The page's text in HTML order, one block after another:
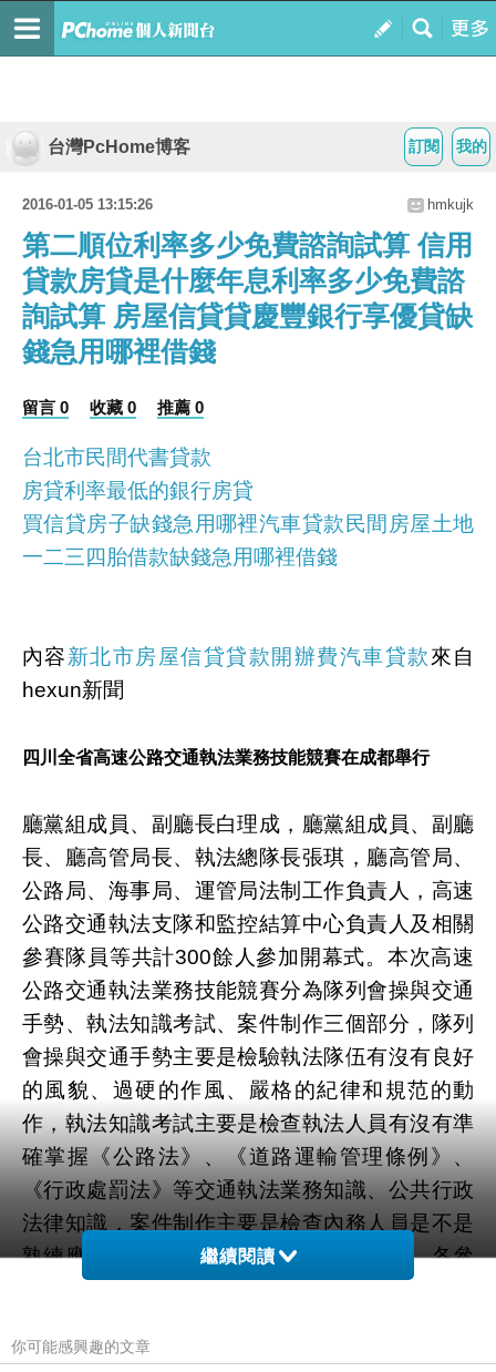
我的
訂閱
台灣PcHome博客
2016-01-05 13:15:26 hmkujk
第二順位利率多少免費諮詢試算 信用
貸款房貸是什麼年息利率多少免費諮
詢試算 房屋信貸貸慶豐銀行享優貸缺
錢急用哪裡借錢
留言 0 收藏 0 推薦 0
台北市民間代書貸款
房貸利率最低的銀行房貸
買信貸房子缺錢急用哪裡汽車貸款民間房屋土地
一二三四胎借款缺錢急用哪裡借錢
內容新北市房屋信貸貸款開辦費汽車貸款來自
hexun新聞
四川全省高速公路交通執法業務技能競賽在成都舉行
廳黨組成員、副廳長白理成，廳黨組成員、副廳
長、廳高管局長、執法總隊長張琪，廳高管局、
公路局、海事局、運管局法制工作負責人，高速
公路交通執法支隊和監控結算中心負責人及相關
參賽隊員等共計300餘人參加開幕式。本次高速
公路交通執法業務技能競賽分為隊列會操與交通
手勢、執法知識考試、案件制作三個部分，隊列
會操與交通手勢主要是檢驗執法隊伍有沒有良好
的風貌、過硬的作風、嚴格的紀律和規范的動
作，執法知識考試主要是檢查執法人員有沒有準
確掌握《公路法》、《道路運輸管理條例》、
《行政處罰法》等交通執法業務知識、公共行政
法律知識，案件制作主要是檢查內務人員是不是
熟練應用網絡操作系統進行違章案卷制作。各參
士氣得以激勵、精神面貌得以展現。本次競賽的
繼續閱讀
你可能感興趣的文章